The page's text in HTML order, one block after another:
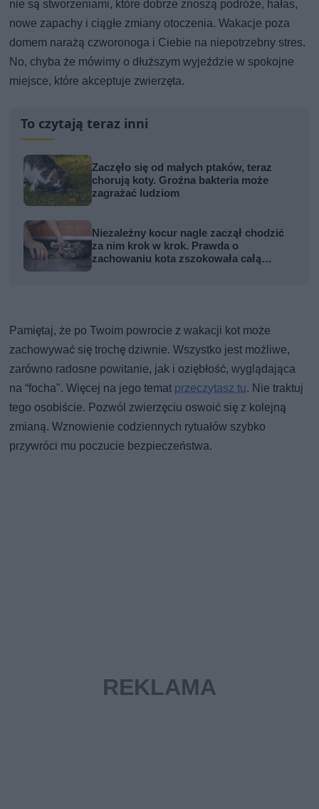
nie są stworzeniami, które dobrze znoszą podróże, hałas,
nowe zapachy i ciągłe zmiany otoczenia. Wakacje poza
domem narażą czworonoga i Ciebie na niepotrzebny stres.
No, chyba że mówimy o dłuższym wyjeździe w spokojne
miejsce, które akceptuje zwierzęta.
To czytają teraz inni
Zaczęło się od małych ptaków, teraz
chorują koty. Groźna bakteria może
zagrażać ludziom
Niezależny kocur nagle zaczął chodzić
za nim krok w krok. Prawda o
zachowaniu kota zszokowała całą
Pamiętaj, że po Twoim powrocie z wakacji kot może
zachowywać się trochę dziwnie. Wszystko jest możliwe,
zarówno radosne powitanie, jak i oziębłość, wyglądająca
na “focha". Więcej na jego temat przeczytasz tu. Nie traktuj
tego osobiście. Pozwól zwierzęciu oswoić się z kolejną
zmianą. Wznowienie codziennych rytuałów szybko
przywróci mu poczucie bezpieczeństwa.